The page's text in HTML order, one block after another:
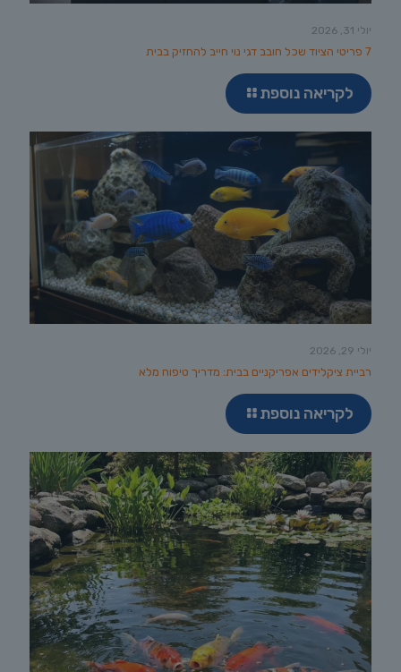
יולי 31, 2026
7 פריטי הציוד שכל חובב דגי נוי חייב להחזיק בבית
לקריאה נוספת
יולי 29, 2026
רביית ציקלידים אפריקניים בבית: מדריך טיפוח מלא
לקריאה נוספת